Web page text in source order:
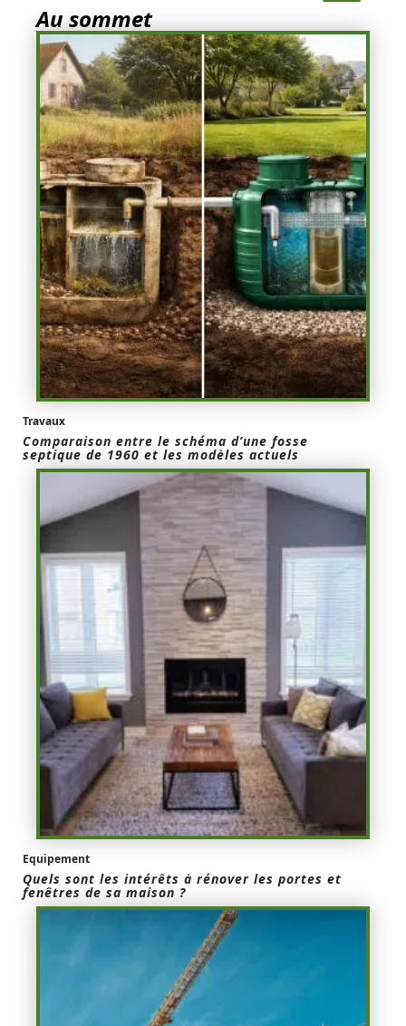
Au sommet
Travaux
Comparaison entre le schéma d’une fosse
septique de 1960 et les modèles actuels
Equipement
Quels sont les intérêts à rénover les portes et
fenêtres de sa maison ?